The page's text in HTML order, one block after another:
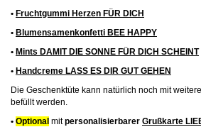
• Fruchtgummi Herzen FÜR DICH
• Blumensamenkonfetti BEE HAPPY
• Mints DAMIT DIE SONNE FÜR DICH SCHEINT
• Handcreme LASS ES DIR GUT GEHEN
Die Geschenktüte kann natürlich noch mit
befüllt werden.
• Optional mitpersonalisierbarer Grußkarte